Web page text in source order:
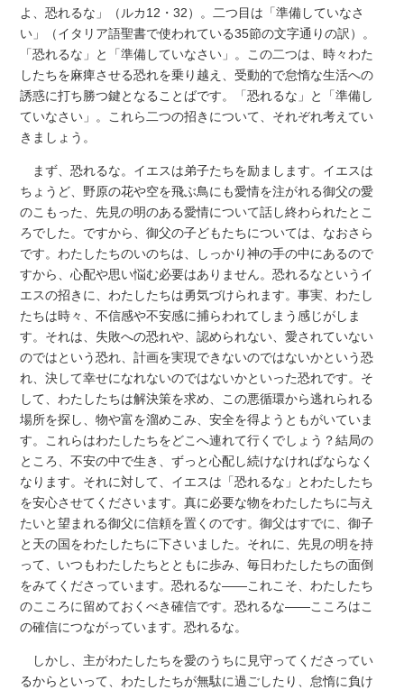
よ、恐れるな」（ルカ12・32）。二つ目は「準備していなさ
い」（イタリア語聖書で使われている35節の文字通りの訳）。
「恐れるな」と「準備していなさい」。この二つは、時々わた
したちを麻痺させる恐れを乗り越え、受動的で怠惰な生活への
誘惑に打ち勝つ鍵となることばです。「恐れるな」と「準備し
ていなさい」。これら二つの招きについて、それぞれ考えてい
きましょう。
まず、恐れるな。イエスは弟子たちを励まします。イエスは
ちょうど、野原の花や空を飛ぶ鳥にも愛情を注がれる御父の愛
のこもった、先見の明のある愛情について話し終わられたとこ
ろでした。ですから、御父の子どもたちについては、なおさら
です。わたしたちのいのちは、しっかり神の手の中にあるので
すから、心配や思い悩む必要はありません。恐れるなというイ
エスの招きに、わたしたちは勇気づけられます。事実、わたし
たちは時々、不信感や不安感に捕らわれてしまう感じがしま
す。それは、失敗への恐れや、認められない、愛されていない
のではという恐れ、計画を実現できないのではないかという恐
れ、決して幸せになれないのではないかといった恐れです。そ
して、わたしたちは解決策を求め、この悪循環から逃れられる
場所を探し、物や富を溜めこみ、安全を得ようともがいていま
す。これらはわたしたちをどこへ連れて行くでしょう？結局の
ところ、不安の中で生き、ずっと心配し続けなければならなく
なります。それに対して、イエスは「恐れるな」とわたしたち
を安心させてくださいます。真に必要な物をわたしたちに与え
たいと望まれる御父に信頼を置くのです。御父はすでに、御子
と天の国をわたしたちに下さいました。それに、先見の明を持
って、いつもわたしたちとともに歩み、毎日わたしたちの面倒
をみてくださっています。恐れるな――これこそ、わたしたち
のこころに留めておくべき確信です。恐れるな――こころはこ
の確信につながっています。恐れるな。
しかし、主がわたしたちを愛のうちに見守ってくださってい
るからといって、わたしたちが無駄に過ごしたり、怠惰に負け